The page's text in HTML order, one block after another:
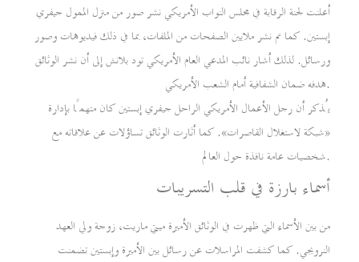
أعلنت لجنة الرقابة في مجلس النواب الأمريكي نشر صور من منزل الممول جيفري
إبستين. كما تم نشر ملايين الصفحات من الملفات، بما في ذلك فيديوهات وصور
ورسائل. لذلك أشار نائب المدعي العام الأمريكي تود بلانش إلى أن نشر الوثائق
هدفه ضمان الشفافية أمام الشعب الأمريكي.
يُذكر أن رجل الأعمال الأمريكي الراحل جيفري إبستين كان متهمًا بإدارة
«شبكة لاستغلال القاصرات». كما أثارت الوثائق تساؤلات عن علاقاته مع
شخصيات عامة نافذة حول العالم.
أسماء بارزة في قلب التسريبات
من بين الأسماء التي ظهرت في الوثائق الأميرة ميتي ماريت، زوجة ولي العهد
النرويجي. كما كشفت المراسلات عن رسائل بين الأميرة وإبستين تضمنت